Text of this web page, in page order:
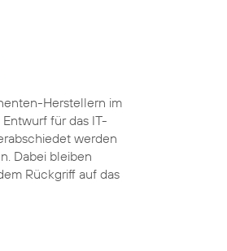
Herstellern im
für das IT-
werden
Dabei bleiben
Rückgriff auf das